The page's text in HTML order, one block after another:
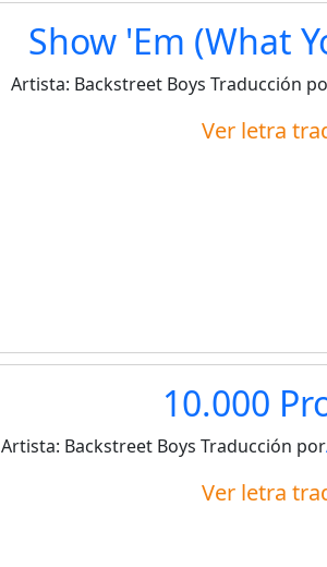
Show 'Em (What
Artista: Backstreet Boys Traducción
Ver letra
10.000
Artista: Backstreet Boys Traducción por
Ver letra